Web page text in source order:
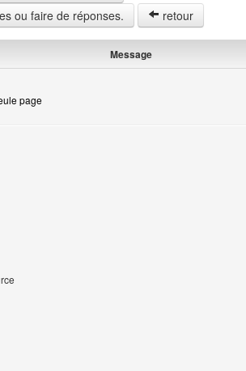
ou faire de réponses.
retour
Message
page